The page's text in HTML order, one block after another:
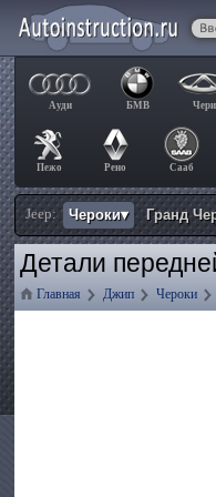
Ауди БМВ Чери
Пежо Рено Сааб
Jeep: Чероки▾ Гранд
Детали
Главная Джип Чероки